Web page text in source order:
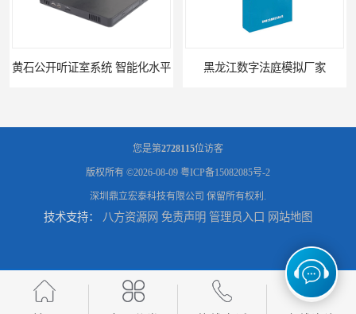
黄石公开听证室系统 智能化水平 黑龙江数字法庭模拟厂家
六盘水模拟法庭厂家 承德心理咨询录像室厂家
您是第2728115位访客
版权所有 ©2026-08-09 粤ICP备15082085号-2
深圳鼎立宏泰科技有限公司 保留所有权利.
技术支持： 八方资源网 免责声明 管理员入口 网站地图